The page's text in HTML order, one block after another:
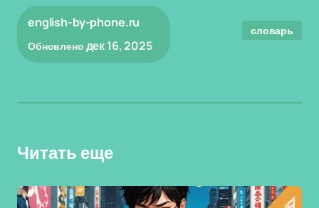
english-by-phone.ru
Обновлено дек 16, 2025
словарь
Читать еще